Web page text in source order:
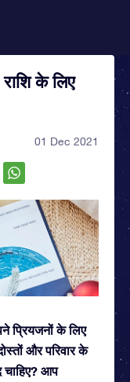
के लिए
01 Dec 2021
प्रियजनों के लिए
और परिवार के
चाहिए? आप